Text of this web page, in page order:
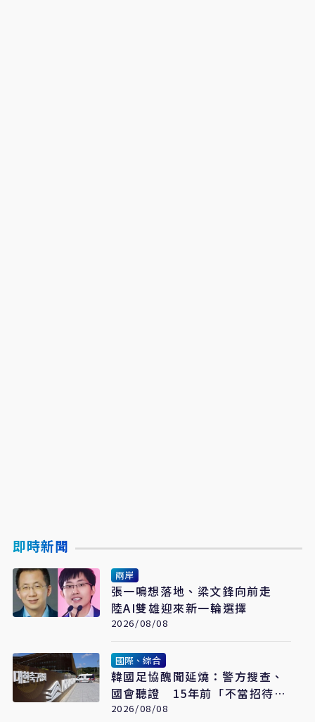
即時新聞
兩岸
張一鳴想落地、梁文鋒向前走
陸AI雙雄迎來新一輪選擇
2026/08/08
國際、綜合
韓國足協醜聞延燒：警方搜查、
國會聽證 15年前「不當招待」
疑雲重見天日
2026/08/08